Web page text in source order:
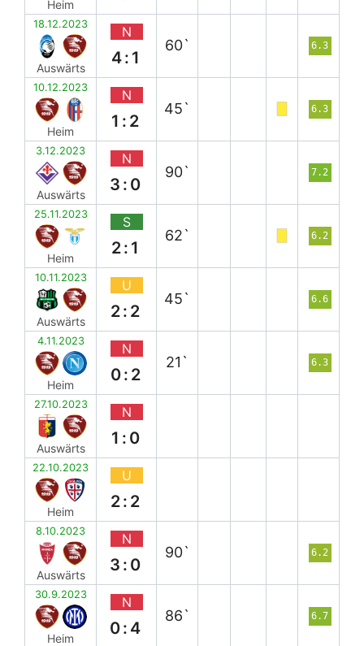
Heim
18.12.2023
Auswärts
N
4:1
60` 6.3
10.12.2023
Heim
N
1:2
45` 6.3
3.12.2023
Auswärts
N
3:0
90` 7.2
25.11.2023
Heim
S
2:1
62` 6.2
10.11.2023
Auswärts
U
2:2
45` 6.6
4.11.2023
Heim
N
0:2
21` 6.3
27.10.2023
Auswärts
N
1:0
22.10.2023
Heim
U
2:2
8.10.2023
Auswärts
N
3:0
90` 6.2
30.9.2023
Heim
N
0:4
86` 6.7